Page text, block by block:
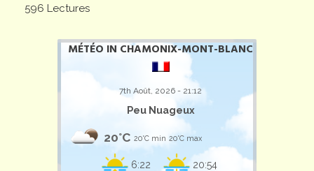
596 Lectures
MÉTÉO IN CHAMONIX-MONT-BLANC
7th Août, 2026 - 21:12
Peu Nuageux
20°C 20°C min 20°C max
6:22 20:54